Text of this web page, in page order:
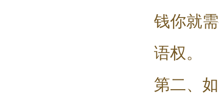
钱你就
语权。
第二、